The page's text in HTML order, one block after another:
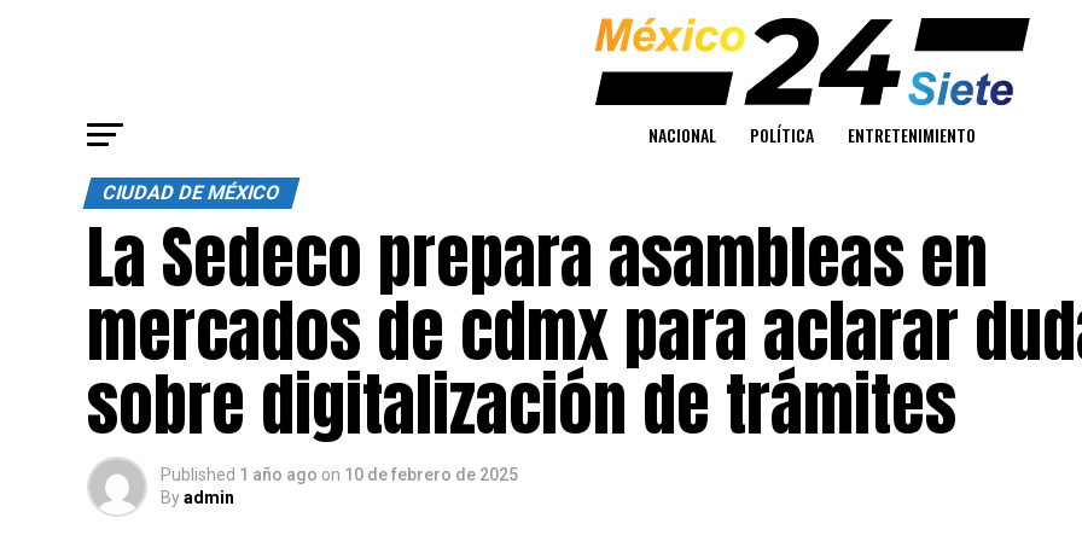
NACIONAL POLÍTICA ENTRETENIMIENTO
CIUDAD DE MÉXICO
La Sedeco prepara asambleas en
mercados de cdmx para aclarar
sobre digitalización de trámites
Published 1 año ago on 10 de febrero de 2025
Byadmin